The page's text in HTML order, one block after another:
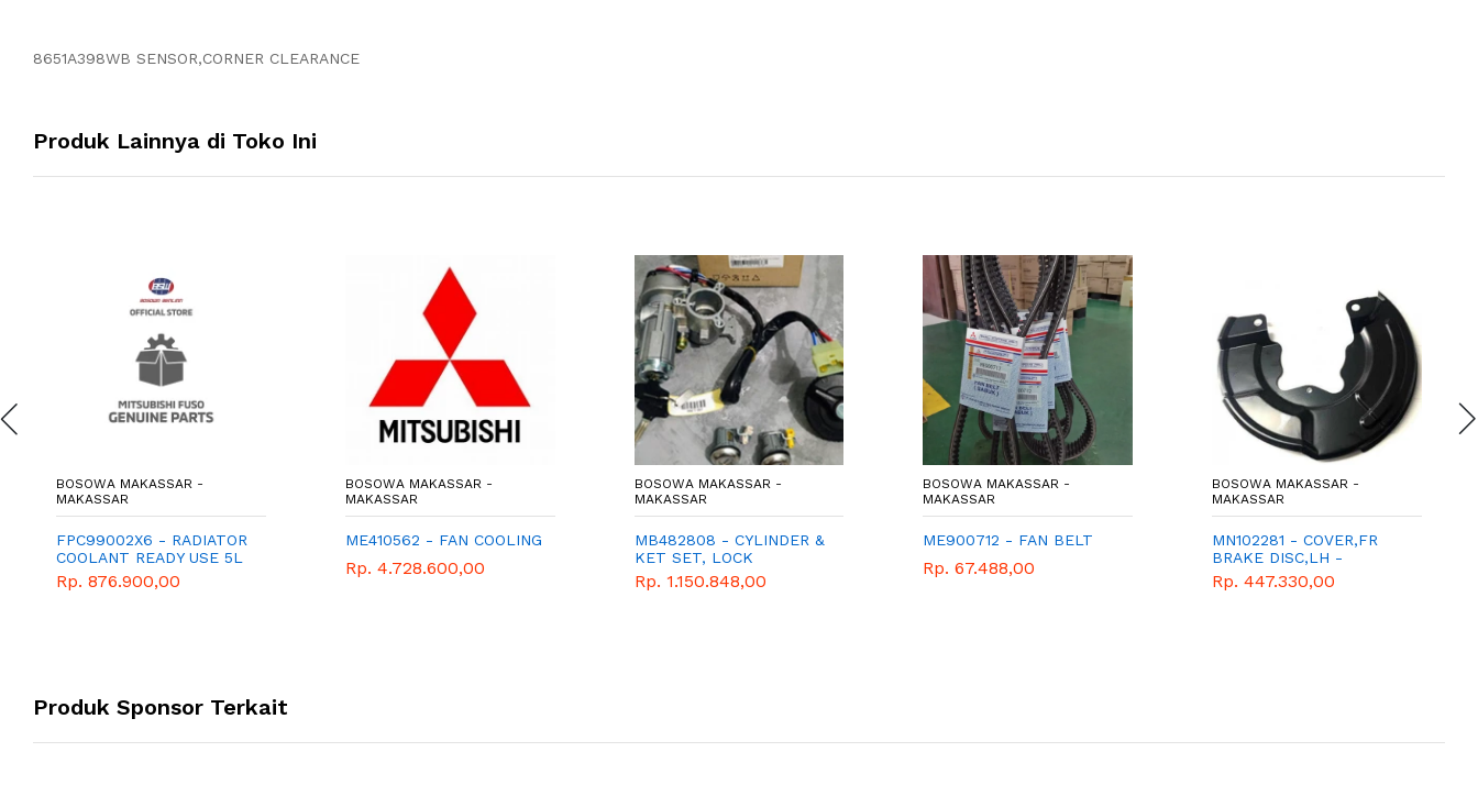
8651A398WB SENSOR,CORNER CLEARANCE
Produk Lainnya di Toko Ini
BOSOWA MAKASSAR -
MAKASSAR
FPC99002X6 - RADIATOR
COOLANT READY USE 5L
Rp. 876.900,00
BOSOWA MAKASSAR -
MAKASSAR
ME410562 - FAN COOLING
Rp. 4.728.600,00
BOSOWA MAKASSAR -
MAKASSAR
MB482808 - CYLINDER &
KET SET, LOCK
RUBBER,BUMPER
Rp. 1.150.848,00
BOSOWA MAKASSAR -
MAKASSAR
ME900712 - FAN BELT
Rp. 67.488,00
BOSOWA MAKASSAR -
MAKASSAR
MN102281 - COVER,FR
BRAKE DISC,LH -
MITSUBISHI - GENUINE
Rp. 447.330,00
Produk Sponsor Terkait